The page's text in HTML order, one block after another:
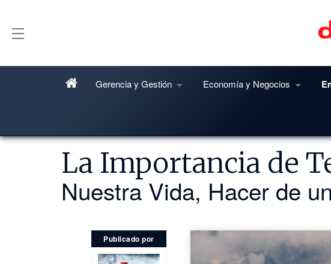
Gerencia y Gestión Economía y Negocios
La Importancia de
Nuestra Vida, Hacer de
Publicado por